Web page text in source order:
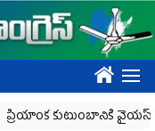
????
కుటుంబానికి